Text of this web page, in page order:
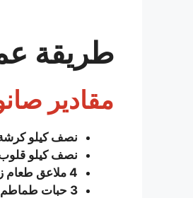
طريقة
مقادير
نصفکیلو
نصف كيلو
4 ملاعق طعام زيت الذرة
3 حبات طماطم